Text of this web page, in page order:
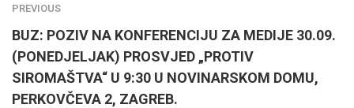
PREVIOUS
BUZ: POZIV NA KONFERENCIJU ZA MEDIJE 30.09.
(PONEDJELJAK) PROSVJED „PROTIV
SIROMAŠTVA“ U 9:30 U NOVINARSKOM DOMU,
PERKOVČEVA 2, ZAGREB.